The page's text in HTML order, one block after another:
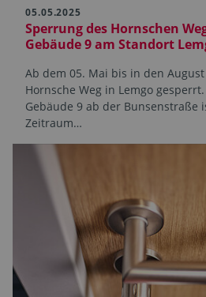
05.05.2025
Sperrung des Hornschen
Gebäude 9 am Standort
Ab dem 05. Mai bis in den
Hornsche Weg in Lemgo
Gebäude 9 ab der Bunsenstraße
Zeitraum…